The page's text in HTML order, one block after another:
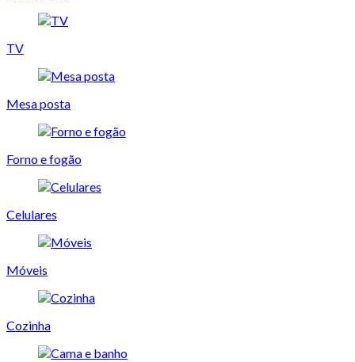
TV
Mesa posta
Forno e fogão
Celulares
Móveis
Cozinha